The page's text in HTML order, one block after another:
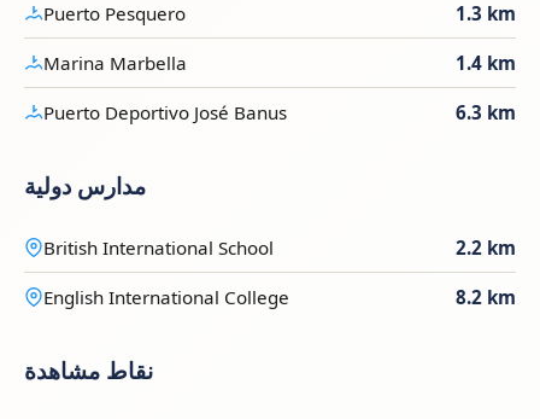
Puerto Pesquero 1.3 km
Marina Marbella 1.4 km
Puerto Deportivo José Banus 6.3 km
مدارس دولية
British International School 2.2 km
English International College 8.2 km
نقاط مشاهدة